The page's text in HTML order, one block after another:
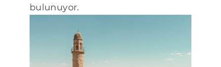
bulunuyor.